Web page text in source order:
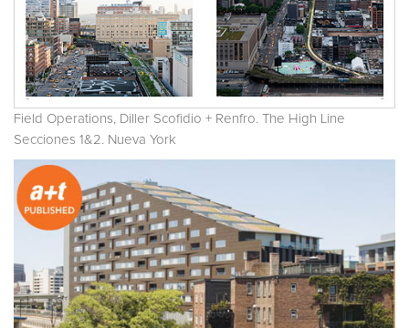
Field Operations, Diller Scofidio + Renfro. The High Line
Secciones 1&2. Nueva York